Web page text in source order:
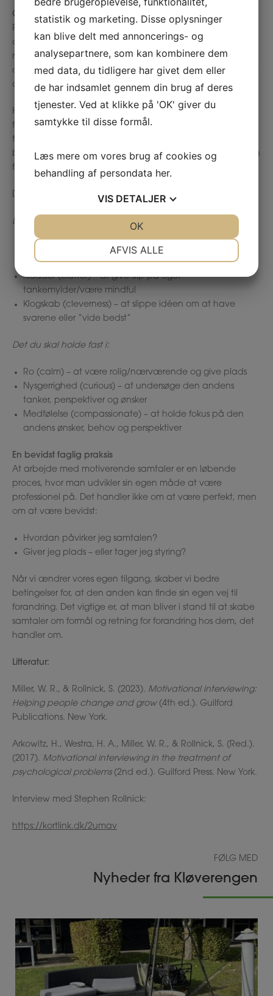
Guidelines for interviewerrollen
Psykolog (PhD) Stephen Rollnick, som er en af
ophavsmændene til den motiverende samtale, siger, at
når vi giver slip på behovet for at styre og i stedet møder
den anden med ro og respekt, øger vi sandsynligheden for,
at personen selv finder sin motivation for forandring.
Han mener at vores personlige guidelines kan være
forskellige, da vi er forskellige. Nogle er fx mere stille og
tilbageholdte, mens andre er mere frembrusene. Han
beskriver 6 C’er som passer godt til ham, men som også kan
fungere godt for andre:
De 6 C’er
Det du skal give slip på:
Kompleksitet (complexity) – at undgå at fokusere på en
masse forhold/perspektiver
Kludder (clutter) – at give slip på eget
tankemylder/være mindful
Klogskab (cleverness) – at slippe idéen om at have
svarene eller “vide bedst”
Det du skal holde fast i:
Ro (calm) – at være rolig/nærværende og give plads
Nysgerrighed (curious) – at undersøge den andens
tanker, perspektiver og ønsker
Medfølelse (compassionate) – at holde fokus på den
andens ønsker, behov og perspektiver
En bevidst faglig praksis
At arbejde med motiverende samtaler er en løbende
proces, hvor man udvikler sin egen måde at være
professionel på. Det handler ikke om at være perfekt, men
om at være bevidst:
Hvordan påvirker jeg samtalen?
Giver jeg plads – eller tager jeg styring?
Når vi ændrer vores egen tilgang, skaber vi bedre
betingelser for, at den anden kan finde sin egen vej til
forandring. Det vigtige er, at man bliver i stand til at skabe
samtaler om formål og retning for forandring hos dem, det
handler om.
Litteratur:
Miller, W. R., & Rollnick, S. (2023). Motivational interviewing:
Helping people change and grow(4th ed.). Guilford
Publications. New York.
Arkowitz, H., Westra, H. A., Miller, W. R., & Rollnick, S. (Red.).
(2017). Motivational interviewing in the treatment of
psychological problems(2nd ed.). Guilford Press. New York.
Interview med Stephen Rollnick:
https://kortlink.dk/2umav
FØLG MED
Nyheder fra Kløverengen
statistik og marketing. Disse oplysninger
kan blive delt med annoncerings- og
analysepartnere, som kan kombinere dem
med data, du tidligere har givet dem eller
de har indsamlet gennem din brug af deres
tjenester. Ved at klikke på 'OK' giver du
samtykke til disse formål.
Læs mere om vores brug af cookies og
behandling af persondata her.
VIS DETALJER
MARKETING
AFVIS ALLE
OK